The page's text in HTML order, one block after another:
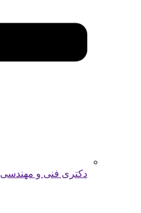
دکتری فنی و مهندسی